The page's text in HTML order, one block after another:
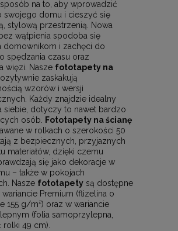
na to, aby wprowadzić
swojego domu i cieszyć się
stylową przestrzenią. Nowa
wątpienia spodoba się
domownikom i zachęci do
spędzania czasu oraz
więzi. Nasze fototapety na
zaskakują
wzorów i wersji
Każdy znajdzie idealny
siebie, dotyczy to nawet bardzo
osób.
Fototapety na ścianę
w rolkach o szerokości 50
z bezpiecznych, przyjaznych
materiałów, dzięki czemu
się jako dekoracje w
– także w pokojach
Nasze fototapety są dostępne
Premium (flizelina o
155 g/m²) oraz w wariancie
(folia samoprzylepna,
49 cm).